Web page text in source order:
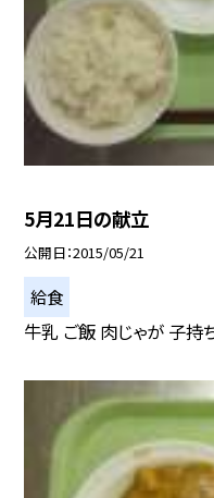
5月21日の献立
公開日 2015/05/21
給食
牛乳 ご飯 肉じゃが 子持